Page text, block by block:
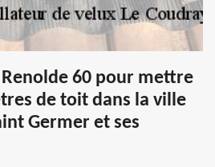
60 pour mettre
de toit dans la ville
Germer et ses